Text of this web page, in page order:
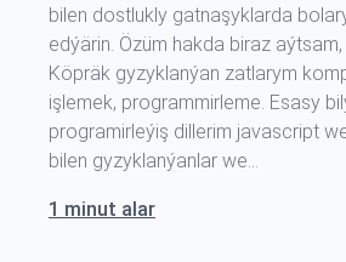
bilen dostlukly gatnaşyklarda
edýärin. Özüm hakda biraz
Köpräk gyzyklanýan zatlarym
işlemek, programmirleme. Esasy
programirleýiş dillerim javascript
bilen gyzyklanýanlar we…
1 minut alar